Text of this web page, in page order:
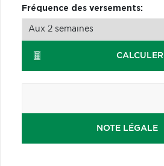
Fréquence des versements:
CALCULER
NOTE LÉGALE